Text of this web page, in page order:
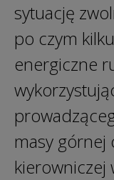
sytuację
po czym
energiczne
masy górnej
kierowniczej